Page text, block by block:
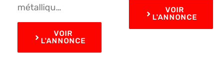
métalliqu…
VOIR
L'ANNONCE
VOIR
L'ANNONCE